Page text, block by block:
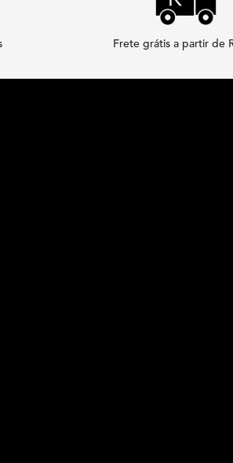
Frete grátis a partir de